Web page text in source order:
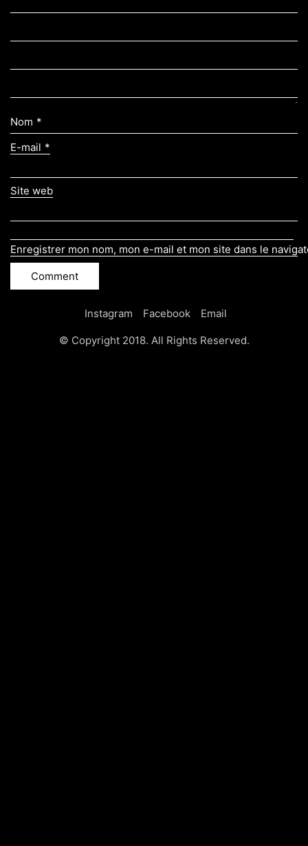
Nom *
E-mail *
Site web
Enregistrer mon nom, mon e-mail et mon site dans le
Instagram Facebook Email
© Copyright 2018. All Rights Reserved.